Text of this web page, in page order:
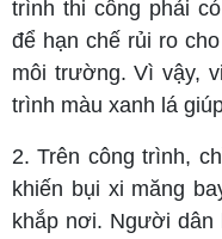
trình thi công phải
để hạn chế rủi ro
môi trường. Vì vậy,
trình màu xanh lá
2. Trên công trình,
khiến bụi xi măng
khắp nơi. Người dân